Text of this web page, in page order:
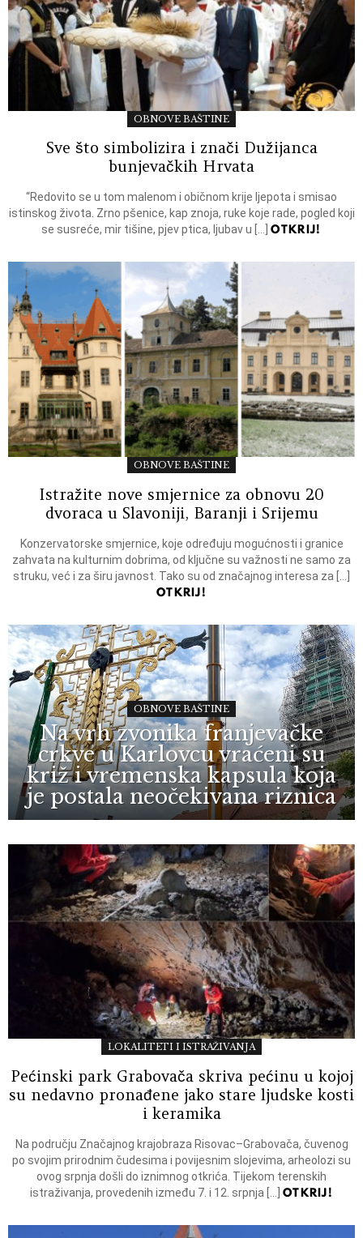
OBNOVE BAŠTINE
Sve što simbolizira i znači Dužijanca
bunjevačkih Hrvata
“Redovito se u tom malenom i običnom krije ljepota i smisao
istinskog života. Zrno pšenice, kap znoja, ruke koje rade, pogled koji
se susreće, mir tišine, pjev ptica, ljubav u […]OTKRIJ!
OBNOVE BAŠTINE
Istražite nove smjernice za obnovu 20
dvoraca u Slavoniji, Baranji i Srijemu
Konzervatorske smjernice, koje određuju mogućnosti i granice
zahvata na kulturnim dobrima, od ključne su važnosti ne samo za
struku, već i za širu javnost. Tako su od značajnog interesa za […]
OTKRIJ!
OBNOVE BAŠTINE
Na vrh zvonika franjevačke
crkve u Karlovcu vraćeni su
križ i vremenska kapsula koja
je postala neočekivana riznica
LOKALITETI I ISTRAŽIVANJA
Pećinski park Grabovača skriva pećinu u kojoj
su nedavno pronađene jako stare ljudske kosti
i keramika
Na području Značajnog krajobraza Risovac–Grabovača, čuvenog
po svojim prirodnim čudesima i povijesnim slojevima, arheolozi su
ovog srpnja došli do iznimnog otkrića. Tijekom terenskih
istraživanja, provedenih između 7. i 12. srpnja […] OTKRIJ!